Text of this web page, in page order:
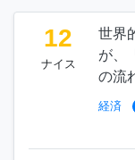
12
ナイス
世界
が、
の流
経済